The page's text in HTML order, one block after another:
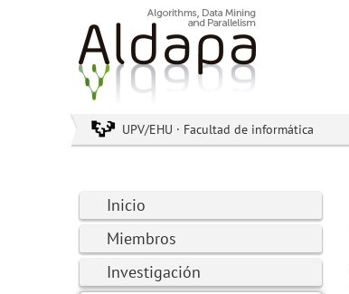
UPV/EHU · Facultad de informática
Inicio
Miembros
Investigación